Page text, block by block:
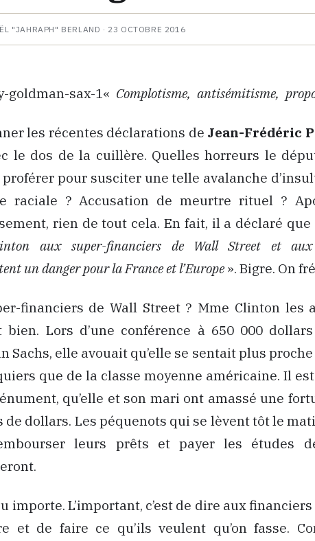
"JAHRAPH" BERLAND · 23 OCTOBRE 2016
« Complotisme, antisémitisme,
les récentes déclarations de Jean-Frédéric
le dos de la cuillère. Quelles horreurs le
pour susciter une telle avalanche
raciale ? Accusation de meurtre rituel ?
rien de tout cela. En fait, il a déclaré
aux super-financiers de Wall Street et aux
un danger pour la France et l’Europe ». Bigre. On
financiers de Wall Street ? Mme Clinton les
bien. Lors d’une conférence à 650 000
Sachs, elle avouait qu’elle se sentait plus
que de la classe moyenne américaine. Il
qu’elle et son mari ont amassé une
dollars. Les péquenots qui se lèvent tôt le
leurs prêts et payer les études
importe. L’important, c’est de dire aux
et de faire ce qu’ils veulent qu’on fasse.